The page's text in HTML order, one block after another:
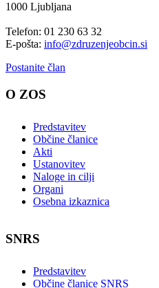
1000 Ljubljana
Telefon: 01 230 63 32
E-pošta: info@zdruzenjeobcin.si
Postanite član
O ZOS
Predstavitev
Občine članice
Akti
Ustanovitev
Naloge in cilji
Organi
Osebna izkaznica
SNRS
Predstavitev
Občine članice SNRS